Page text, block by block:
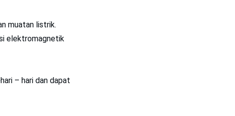
muatan listrik.
elektromagnetik
– hari dan dapat